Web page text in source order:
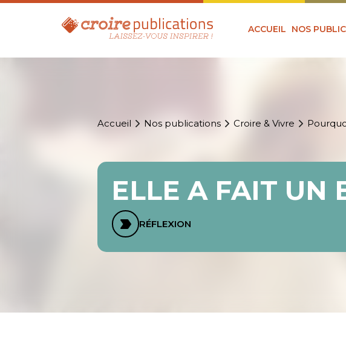
ACCUEIL NOS
Accueil Nos publications Croire & Vivre
ELLE A FAIT UN
RÉFLEXION